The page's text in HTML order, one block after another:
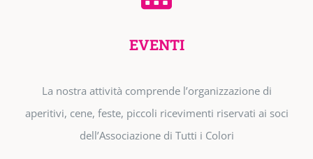
EVENTI
La nostra attività comprende l’organizzazione di
aperitivi, cene, feste, piccoli ricevimenti riservati ai soci
dell’Associazione di Tutti i Colori